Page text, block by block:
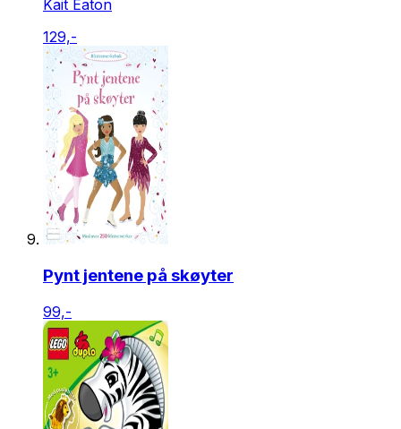
Kait Eaton
129,-
Pynt jentene på skøyter
99,-